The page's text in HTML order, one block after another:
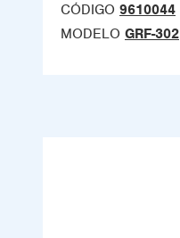
CÓDIGO 9610044
MODELO GRF-302